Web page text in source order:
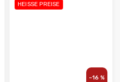
HEISSE PREISE
–16 %